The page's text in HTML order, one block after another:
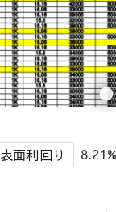
表面利回り 8.21%